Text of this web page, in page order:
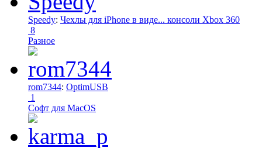
Speedy: Чехлы для iPhone в виде... консоли Xbox 360
8
Разное
rom7344: OptimUSB
1
Софт для MacOS